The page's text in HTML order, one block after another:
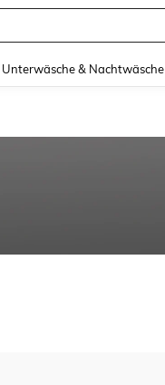
Unterwäsche & Nachtwäsche